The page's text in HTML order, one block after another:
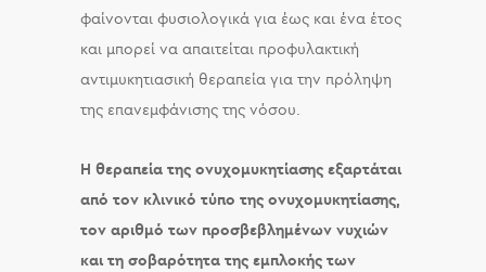
φαίνονται φυσιολογικά για έως και ένα έτος
και μπορεί να απαιτείται προφυλακτική
αντιμυκητιασική θεραπεία για την πρόληψη
της επανεμφάνισης της νόσου.
Η θεραπεία της ονυχομυκητίασης εξαρτάται
από τον κλινικό τύπο της ονυχομυκητίασης,
τον αριθμό των προσβεβλημένων νυχιών
και τη σοβαρότητα της εμπλοκής των